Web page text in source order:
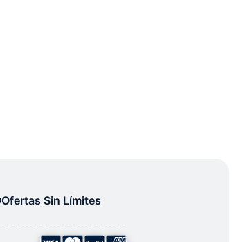
Ofertas Sin Límites